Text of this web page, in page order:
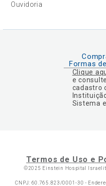
Ouvidoria
Formas
Clique
e
cadastro
Sistema
Termos de Uso e
©2025 Einstein Hospital
CNPJ: 60.765.823/0001-30 -